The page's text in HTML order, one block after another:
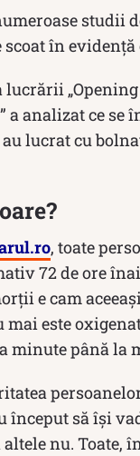
studii
în
a analizat ce
lucrat cu
, toate
72 de ore
e cam
mai este
minute până la
să își
nu. Toate,